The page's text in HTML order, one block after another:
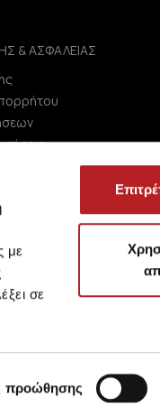
με
σε
προώθησης
& ΑΣΦΑΛΕΙΑΣ